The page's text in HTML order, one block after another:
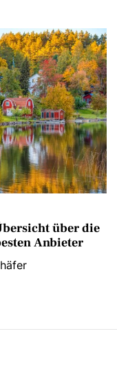
über die
Anbieter